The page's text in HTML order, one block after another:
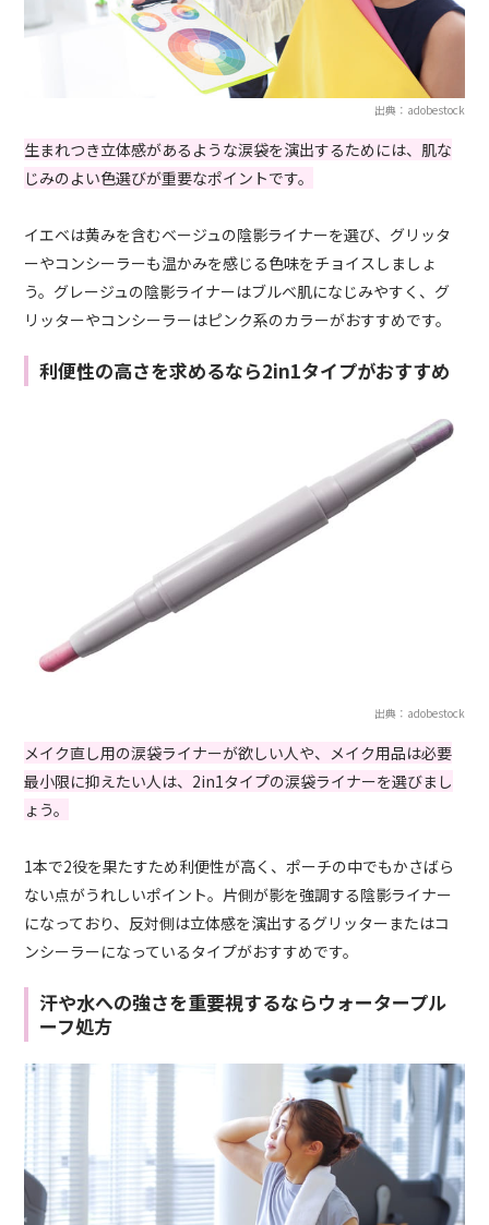
出典：adobestock
生まれつき立体感があるような涙袋を演出するためには、肌な
じみのよい色選びが重要なポイントです。
イエベは黄みを含むベージュの陰影ライナーを選び、グリッタ
ーやコンシーラーも温かみを感じる色味をチョイスしましょ
う。グレージュの陰影ライナーはブルベ肌になじみやすく、グ
リッターやコンシーラーはピンク系のカラーがおすすめです。
利便性の高さを求めるなら2in1タイプがおすすめ
出典：adobestock
メイク直し用の涙袋ライナーが欲しい人や、メイク用品は必要
最小限に抑えたい人は、2in1タイプの涙袋ライナーを選びまし
ょう。
1本で2役を果たすため利便性が高く、ポーチの中でもかさばら
ない点がうれしいポイント。片側が影を強調する陰影ライナー
になっており、反対側は立体感を演出するグリッターまたはコ
ンシーラーになっているタイプがおすすめです。
汗や水への強さを重要視するならウォータープル
ーフ処方